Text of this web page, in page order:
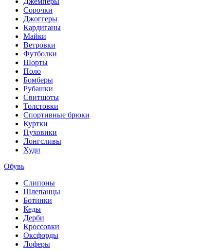
Сорочки
Джоггеры
Кардиганы
Майки
Ветровки
Футболки
Шорты
Поло
Бомберы
Рубашки
Свитшоты
Толстовки
Спортивные брюки
Куртки
Пуховики
Лонгсливы
Худи
Обувь
Слипоны
Шлепанцы
Ботинки
Кеды
Дерби
Кроссовки
Оксфорды
Лоферы